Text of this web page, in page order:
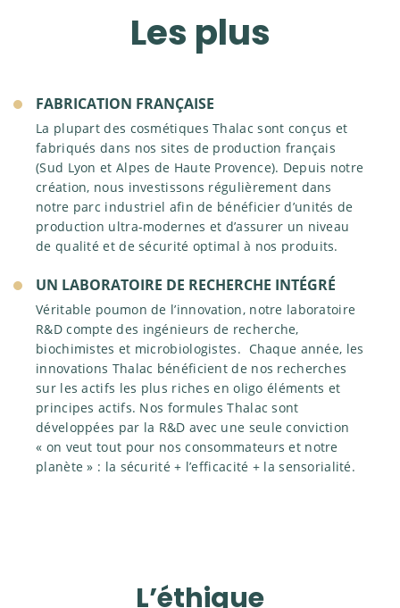
FABRICANT FRANÇAIS
NOS VALEURS
NOTRE DÉMARCHE RSE
NOS ACTIONS ÉTHIQUES
NOS ACTIONS SOCIALES
PHARMACIES / PARAPHARMACIES
INSTITUTS / SPAS
PRÉSENCE INTERNATIONALE
NOS MARQUES
Les plus
FABRICATION FRANÇAISE
La plupart des cosmétiques Thalac sont conçus et
fabriqués dans nos sites de production français
(Sud Lyon et Alpes de Haute Provence). Depuis notre
création, nous investissons régulièrement dans
notre parc industriel afin de bénéficier d’unités de
production ultra-modernes et d’assurer un niveau
de qualité et de sécurité optimal à nos produits.
UN LABORATOIRE DE RECHERCHE INTÉGRÉ
Véritable poumon de l’innovation, notre laboratoire
R&D compte des ingénieurs de recherche,
biochimistes et microbiologistes. Chaque année, les
innovations Thalac bénéficient de nos recherches
sur les actifs les plus riches en oligo éléments et
principes actifs. Nos formules Thalac sont
développées par la R&D avec une seule conviction
« on veut tout pour nos consommateurs et notre
planète » : la sécurité + l’efficacité + la sensorialité.
L’éthique